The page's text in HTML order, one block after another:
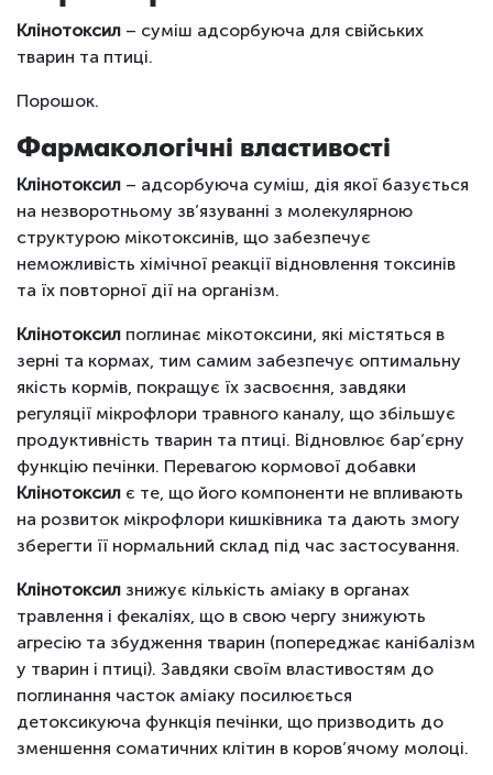
Клінотоксил – суміш адсорбуюча для свійських
тварин та птиці.
Порошок.
Фармакологічні властивості
Клінотоксил – адсорбуюча суміш, дія якої базується
на незворотньому зв’язуванні з молекулярною
структурою мікотоксинів, що забезпечує
неможливість хімічної реакції відновлення токсинів
та їх повторної дії на організм.
Клінотоксил поглинає мікотоксини, які містяться в
зерні та кормах, тим самим забезпечує оптимальну
якість кормів, покращує їх засвоєння, завдяки
регуляції мікрофлори травного каналу, що збільшує
продуктивність тварин та птиці. Відновлює бар’єрну
функцію печінки. Перевагою кормової добавки
Клінотоксил є те, що його компоненти не впливають
на розвиток мікрофлори кишківника та дають змогу
зберегти її нормальний склад під час застосування.
Клінотоксил знижує кількість аміаку в органах
травлення і фекаліях, що в свою чергу знижують
агресію та збудження тварин (попереджає канібалізм
у тварин і птиці). Завдяки своїм властивостям до
поглинання часток аміаку посилюється
детоксикуюча функція печінки, що призводить до
зменшення соматичних клітин в коров’ячому молоці.